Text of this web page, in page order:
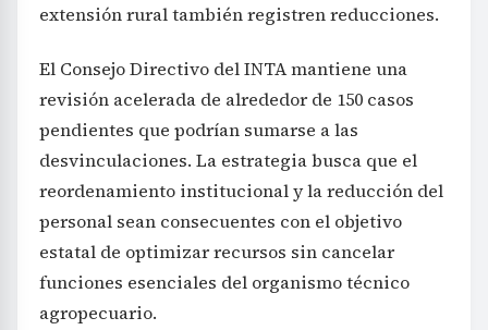
extensión rural también registren reducciones.
El Consejo Directivo del INTA mantiene una
revisión acelerada de alrededor de 150 casos
pendientes que podrían sumarse a las
desvinculaciones. La estrategia busca que el
reordenamiento institucional y la reducción del
personal sean consecuentes con el objetivo
estatal de optimizar recursos sin cancelar
funciones esenciales del organismo técnico
agropecuario.